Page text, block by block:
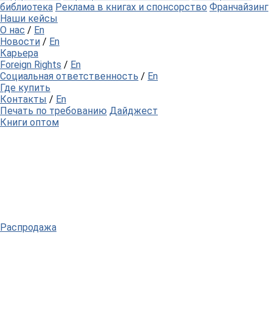
библиотека Реклама в книгах и спонсорство Франчайзинг
Наши кейсы
О нас / En
Новости / En
Карьера
Foreign Rights / En
Социальная ответственность / En
Где купить
Контакты / En
Печать по требованию Дайджест
Книги оптом
Распродажа